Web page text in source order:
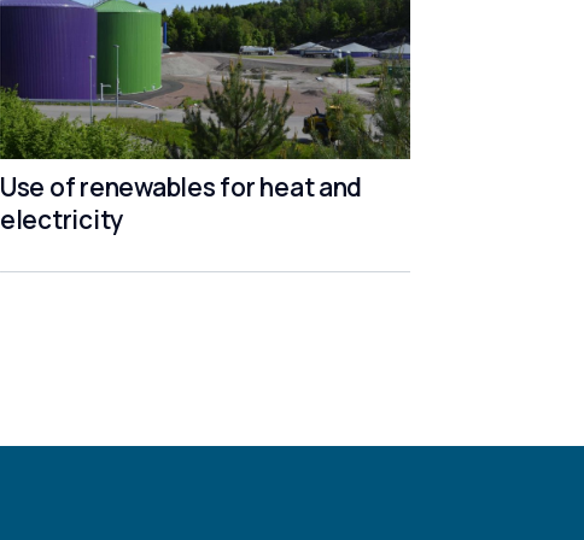
Use of renewables for heat and
electricity